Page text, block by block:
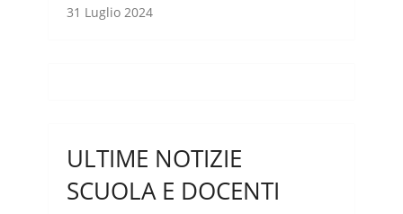
31 Luglio 2024
ULTIME NOTIZIE
SCUOLA E DOCENTI